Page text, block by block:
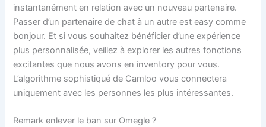
instantanément en relation avec un nouveau partenaire.
Passer d’un partenaire de chat à un autre est easy comme
bonjour. Et si vous souhaitez bénéficier d’une expérience
plus personnalisée, veillez à explorer les autres fonctions
excitantes que nous avons en inventory pour vous.
L’algorithme sophistiqué de Camloo vous connectera
uniquement avec les personnes les plus intéressantes.
Remark enlever le ban sur Omegle ?